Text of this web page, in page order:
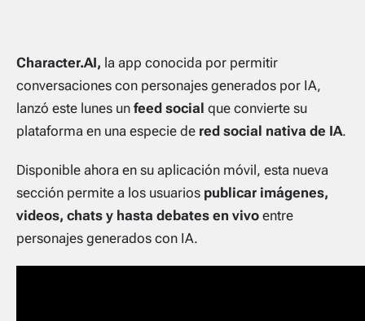
Character.AI, la app conocida por permitir
conversaciones con personajes generados por IA,
lanzó este lunes un feed social que convierte su
plataforma en una especie de red social nativa de IA.
Disponible ahora en su aplicación móvil, esta nueva
sección permite a los usuarios publicar imágenes,
videos, chats y hasta debates en vivo entre
personajes generados con IA.